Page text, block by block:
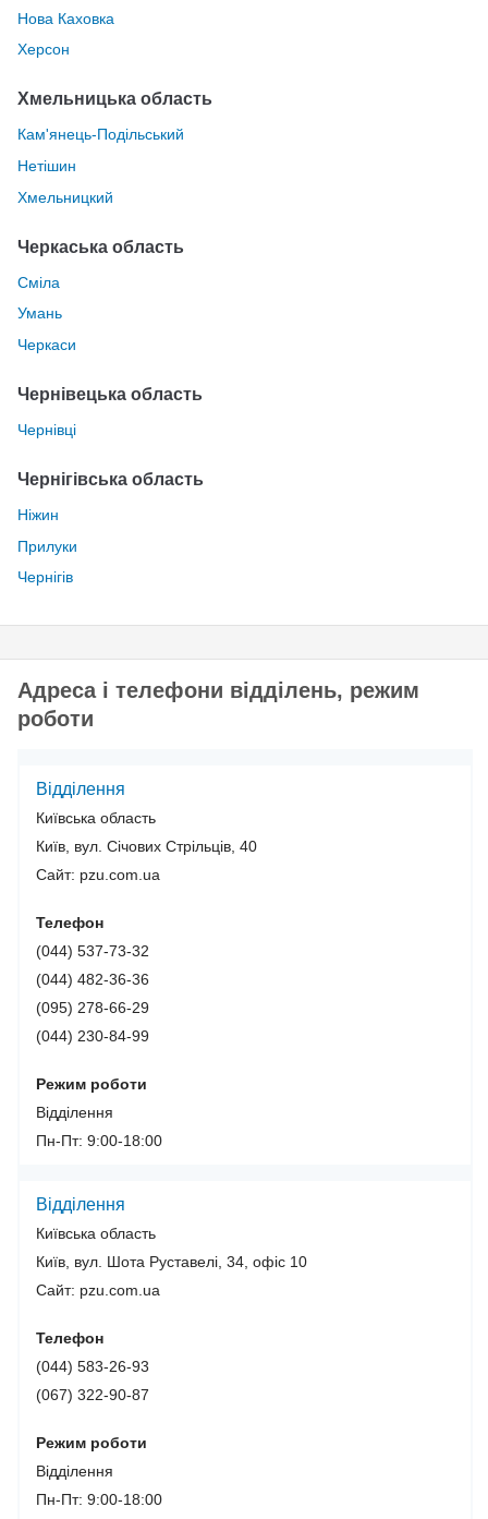
Нова Каховка
Херсон
Хмельницька область
Кам'янець-Подільський
Нетішин
Хмельницкий
Черкаська область
Сміла
Умань
Черкаси
Чернівецька область
Чернівці
Чернігівська область
Ніжин
Прилуки
Чернігів
Адреса і телефони відділень, режим
роботи
Відділення
Київська область
Київ, вул. Січових Стрільців, 40
Сайт: pzu.com.ua
Телефон
(044) 537-73-32
(044) 482-36-36
(095) 278-66-29
(044) 230-84-99
Режим роботи
Відділення
Пн-Пт: 9:00-18:00
Відділення
Київська область
Київ, вул. Шота Руставелі, 34, офіс 10
Сайт: pzu.com.ua
Телефон
(044) 583-26-93
(067) 322-90-87
Режим роботи
Відділення
Пн-Пт: 9:00-18:00